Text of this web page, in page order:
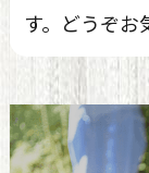
す。どうぞお